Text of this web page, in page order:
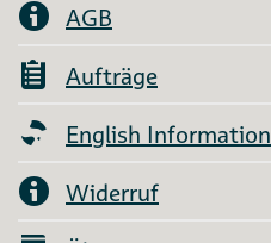
AGB
Aufträge
English Information
Widerruf